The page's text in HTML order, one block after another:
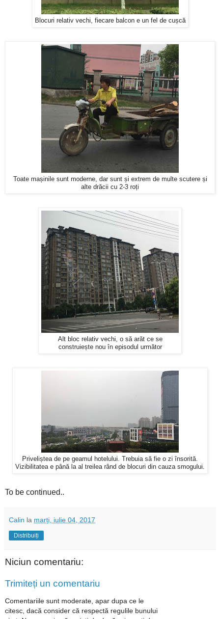
Blocuri relativ vechi, fiecare balcon e un fel de cușcă
Toate mașinile sunt moderne, dar sunt și extrem de multe scutere și
alte drăcii cu 2-3 roți
Alt bloc relativ vechi, o să arăt ce se
construiește nou în episodul următor
Priveliștea de pe geamul hotelului. Trebuia să fie o zi însorită.
Vizibilitatea e până la al treilea rând de blocuri din cauza smogului.
To be continued..
Calin la marți, iulie 04, 2017
Distribuiți
Niciun comentariu:
Trimiteți un comentariu
Comentariile sunt moderate, apar dupa ce le
citesc, dacă consider că respectă regulile bunului